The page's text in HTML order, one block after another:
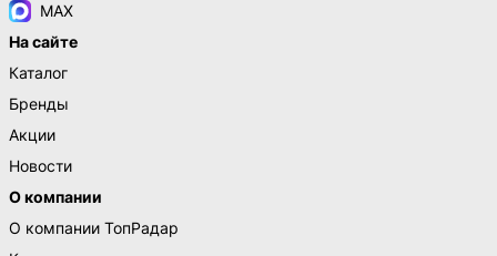
MAX
На сайте
Каталог
Бренды
Акции
Новости
О компании
О компании ТопРадар